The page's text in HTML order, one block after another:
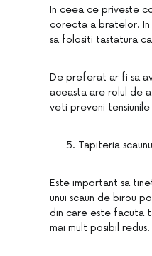
In ceea ce priveste
corecta a bratelor. In
sa folositi tastatura
De preferat ar fi sa
aceasta are rolul de
veti preveni
Tapiteria
Este important sa
unui scaun de birou
din care este facuta
mai mult posibil redus.